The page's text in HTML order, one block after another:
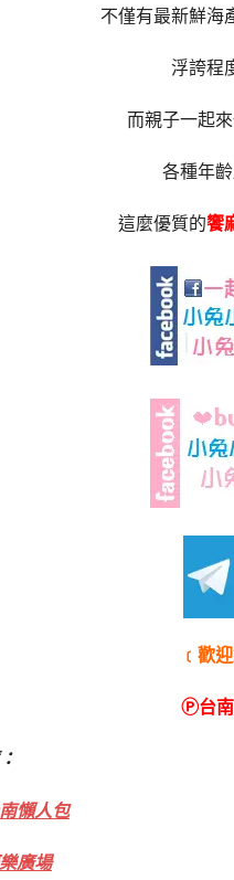
不僅有最新鮮海
浮誇程
而親子一起
各種年
這麼優質的饗
﹝歡
Ⓟ台
懶人包
廣場